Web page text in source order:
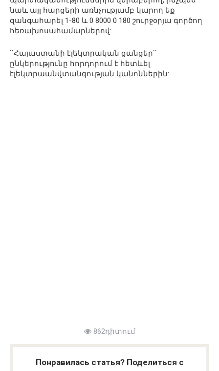
նաև այլ հարցերի առնչությամբ կարող եք
զանգահարել 1-80 և 0 8000 0 180 շուրջօրյա գործող
հեռախոսահամարներով:
՛՛Հայաստանի էլեկտրական ցանցեր՛՛
ընկերությունը հորդորում է հետևել
էլեկտրաանվտանգության կանոններին:
862դիտում
Понравилась статья? Поделиться с